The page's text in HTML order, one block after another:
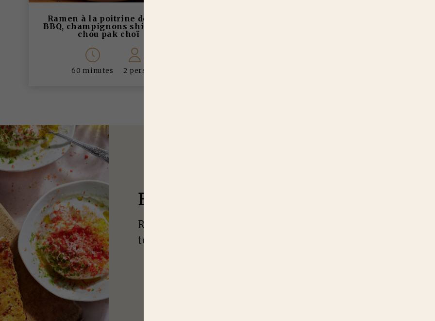
Ramen à la poitrine de porc
BBQ, champignons shimeji et
chou pak choï
60 minutes 2 pers
E
Recevez nos idées de recettes Bigard pour
toutes les saisons et pour toute la famille !